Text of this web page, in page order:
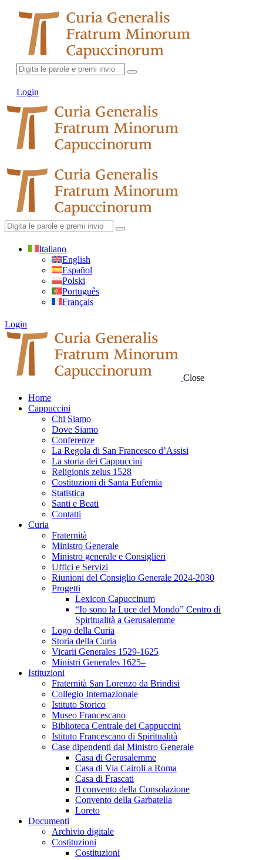
Login
Italiano
English
Español
Polski
Português
Français
Login
Close
Home
Cappuccini
Chi Siamo
Dove Siamo
Conferenze
La Regola di San Francesco d’Assisi
La storia dei Cappuccini
Religionis zelus 1528
Costituzioni di Santa Eufemia
Statistica
Santi e Beati
Contatti
Curia
Fraternità
Ministro Generale
Ministro generale e Consiglieri
Uffici e Servizi
Riunioni del Consiglio Generale 2024-2030
Progetti
Lexicon Capuccinum
“Io sono la Luce del Mondo” Centro di
Spiritualità a Gerusalemme
Logo della Curia
Storia della Curia
Vicarii Generales 1529-1625
Ministri Generales 1625–
Istituzioni
Fraternità San Lorenzo da Brindisi
Collegio Internazionale
Istituto Storico
Museo Francescano
Biblioteca Centrale dei Cappuccini
Istituto Francescano di Spiritualità
Case dipendenti dal Ministro Generale
Casa di Gerusalemme
Casa di Via Cairoli a Roma
Casa di Frascati
Il convento della Consolazione
Convento della Garbatella
Loreto
Documenti
Archivio digitale
Costituzioni
Costituzioni